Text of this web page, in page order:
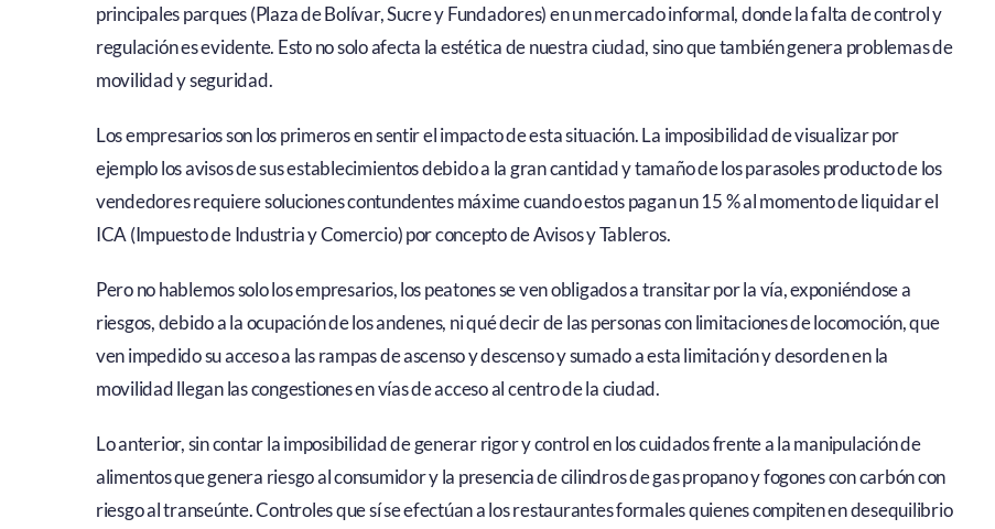
principales parques (Plaza de Bolívar, Sucre y Fundadores) en un mercado informal, donde la falta de control y
regulación es evidente. Esto no solo afecta la estética de nuestra ciudad, sino que también genera problemas de
movilidad y seguridad.
Los empresarios son los primeros en sentir el impacto de esta situación. La imposibilidad de visualizar por
ejemplo los avisos de sus establecimientos debido a la gran cantidad y tamaño de los parasoles producto de los
vendedores requiere soluciones contundentes máxime cuando estos pagan un 15 % al momento de liquidar el
ICA (Impuesto de Industria y Comercio) por concepto de Avisos y Tableros.
Pero no hablemos solo los empresarios, los peatones se ven obligados a transitar por la vía, exponiéndose a
riesgos, debido a la ocupación de los andenes, ni qué decir de las personas con limitaciones de locomoción, que
ven impedido su acceso a las rampas de ascenso y descenso y sumado a esta limitación y desorden en la
movilidad llegan las congestiones en vías de acceso al centro de la ciudad.
Lo anterior, sin contar la imposibilidad de generar rigor y control en los cuidados frente a la manipulación de
alimentos que genera riesgo al consumidor y la presencia de cilindros de gas propano y fogones con carbón con
riesgo al transeúnte. Controles que sí se efectúan a los restaurantes formales quienes compiten en desequilibrio